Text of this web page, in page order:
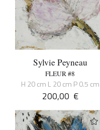
Sylvie Peyneau
FLEUR #8
H 20 cm L 20 cm P 0.5 cm
200,00 €